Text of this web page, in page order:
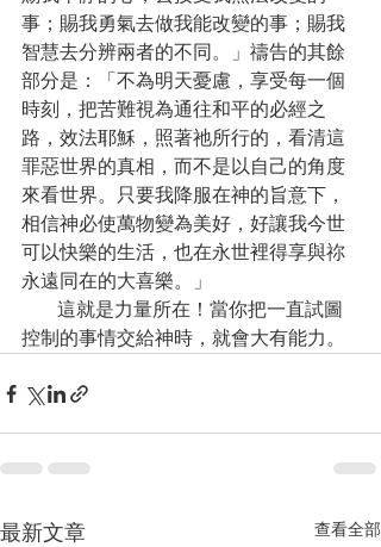
事；賜我勇氣去做我能改變的事；賜我
智慧去分辨兩者的不同。」禱告的其餘
部分是：「不為明天憂慮，享受每一個
時刻，把苦難視為通往和平的必經之
路，效法耶穌，照著祂所行的，看清這
罪惡世界的真相，而不是以自己的角度
來看世界。只要我降服在神的旨意下，
相信神必使萬物變為美好，好讓我今世
可以快樂的生活，也在永世裡得享與祢
永遠同在的大喜樂。」
控制的事情交給神時，就會大有能力。
最新文章 查看全部